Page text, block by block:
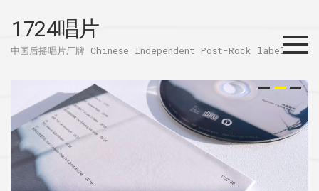
1724唱片
中国后摇唱片厂牌 Chinese Independent Post-Rock label
Menu